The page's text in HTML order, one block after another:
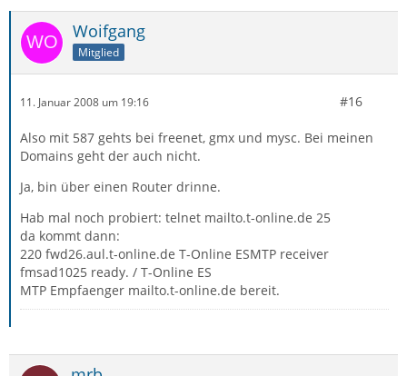
Woifgang
Mitglied
11. Januar 2008 um 19:16 #16
Also mit 587 gehts bei freenet, gmx und mysc. Bei meinen
Domains geht der auch nicht.
Ja, bin über einen Router drinne.
Hab mal noch probiert: telnet mailto.t-online.de 25
da kommt dann:
220 fwd26.aul.t-online.de T-Online ESMTP receiver
fmsad1025 ready. / T-Online ES
MTP Empfaenger mailto.t-online.de bereit.